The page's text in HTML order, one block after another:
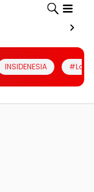
INSIDENESIA